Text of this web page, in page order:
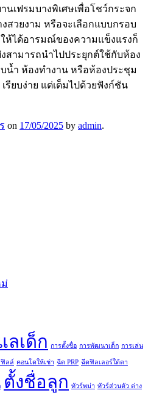
นเฟรมบางพิเศษเพื่อโชว์กระจก
สวยงาม หรือจะเลือกแบบกรอบ
ห้ได้อารมณ์ของความแข็งแรงก็
สามารถนำไปประยุกต์ใช้กับห้อง
น้ำ ห้องทำงาน หรือห้องประชุม
รียบง่าย แต่เต็มไปด้วยฟังก์ชัน
on 17/05/2025 by admin.
ลเด็ก การตั้งชื่อ การพัฒนาเด็ก การเล่น
ฟิลล์ คอนโดให้เช่า ฉีด PRP ฉีดฟิลเลอร์ใต้ตา
ตั้งชื่อลูก ทัวร์พม่า ทัวร์ส่วนตัว ต่าง